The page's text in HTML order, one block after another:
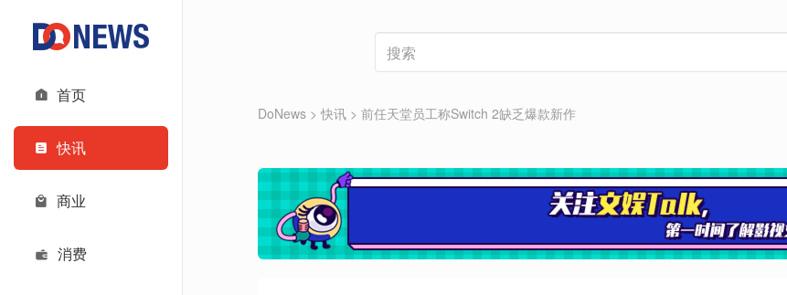
首页
快讯
商业
消费
DoNews >快讯 > 前任天堂员工称Switch 2缺乏爆款新作